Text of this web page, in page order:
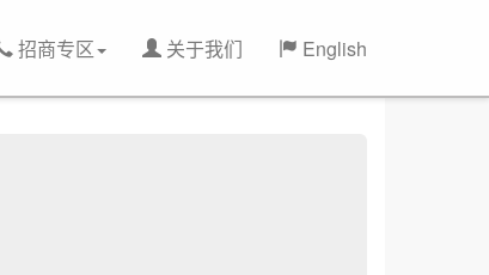
招商专区 关于我们 English